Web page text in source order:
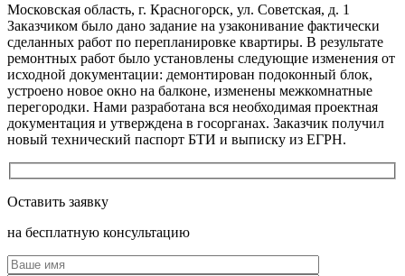
Московская область, г. Красногорск, ул. Советская, д. 1
Заказчиком было дано задание на узаконивание фактически
сделанных работ по перепланировке квартиры. В результате
ремонтных работ было установлены следующие изменения от
исходной документации: демонтирован подоконный блок,
устроено новое окно на балконе, изменены межкомнатные
перегородки. Нами разработана вся необходимая проектная
документация и утверждена в госорганах. Заказчик получил
новый технический паспорт БТИ и выписку из ЕГРН.
Оставить заявку
на бесплатную консультацию